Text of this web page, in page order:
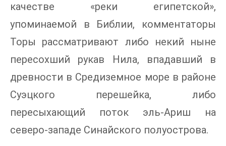
качестве «реки египетской»,
упоминаемой в Библии, комментаторы
Торы рассматривают либо некий ныне
пересохший рукав Нила, впадавший в
древности в Средиземное море в районе
Суэцкого перешейка, либо
пересыхающий поток эль-Ариш на
северо-западе Синайского полуострова.